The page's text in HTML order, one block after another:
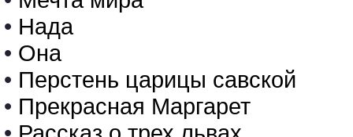
• Нада
• Она
• Перстень царицы савской
• Прекрасная Маргарет